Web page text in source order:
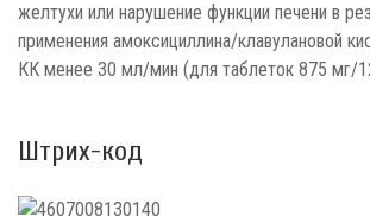
желтухи или нарушение функции печени в
применения амоксициллина/клавулановой
КК менее 30 мл/мин (для таблеток 875 мг/
Штрих-код